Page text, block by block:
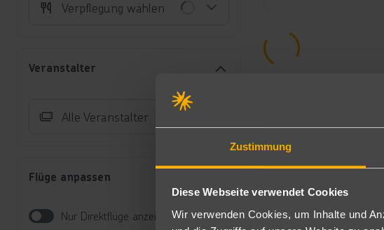
Zustimmung
Diese Webseite verwendet Cookies
Wir verwenden Cookies, um Inhalte und
Verpflegung wählen
Veranstalter
Alle Veranstalter
Flüge anpassen
Nur Direktflüge anzeigen
Unterbringung
Badezimmern
Doppelzimmer
Gegen Aufpreis
Doppel Superior
Gegen Aufpreis
Doppel Deluxe